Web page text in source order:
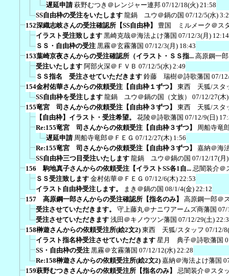
遅延申請 萩野むつき＠レンジャー連邦 07/12/18(火) 21:58
SS自由枠の受注をいたします 龍鍋 ユウ＠鍋の国 07/12/5(水)
152深織志岐さんの受注確認所【SS自由枠】
豊国 ミルメーク＠ス
イラスト受注致します 黒崎克哉＠海法よけ藩国 07/12/3(月) 12:14
ＳＳ・自由枠の受注 黒霧＠玄霧藩国 07/12/3(月) 18:43
153葉崎京夜さんからの受注確認所（イラスト・ＳＳ指... 高原鋼一
受注いたします 阿部火深＠ＦＶＢ 07/12/5(水) 2:49
ＳＳ指名 受注させていただきます 鈴藤 瑞樹＠詩歌藩国 07/
154金村佑華さんからの依頼受注【自由枠１ずつ】
東西 天狐/スタ
SS自由枠を受注します 龍鍋 ユウ＠鍋の国（文族）
07/12/27(木
155竜宮 司さんからの依頼受注【自由枠３ずつ】
東西 天狐/スタ
【自由枠】イラスト・受注希望。
花陵＠詩歌藩国 07/12/9(日)
Re:155竜宮 司さんからの依頼受注【自由枠３ずつ】
周船寺竜
遅延申請 周船寺竜郎＠ＦＥＧ 07/12/27(木) 1:56
Re:155竜宮 司さんからの依頼受注【自由枠３ずつ】
嘉納＠海
SS自由枠三つ目受注いたします 龍鍋 ユウ＠鍋の国 07/12/17(月
156 駒地真子さんからの依頼受注【イラストSS各1自... 忌闇装介＠
ＳＳ受注致します 金村佑華＠ＦＥＧ 07/12/6(木) 22:53
イラスト自由枠受注します。
まき＠鍋の国 08/1/4(金) 22:12
157 高原鋼一郎さんからの受注確認所【指名のみ】
高原鋼一郎＠
受注させていただきます。
守上藤丸＠ナニワアームズ商藩国 07/
受注させていただきます 浅田＠キノウツン藩国 07/12/29(土)
158榊遊さんからの依頼受注所(絵2文2) 東西 天狐/スタッフ 07/12/
イラスト指名枠受注させていただきます 星月 典子＠詩歌藩国
SS・自由枠の受注 黒霧＠玄霧藩国 07/12/12(水) 22:28
Re:158榊遊さんからの依頼受注所(絵2文2) 嘉納＠海法よけ藩国
159萩野むつきさんからの依頼受注所【指名のみ】
忌闇装介＠スタ